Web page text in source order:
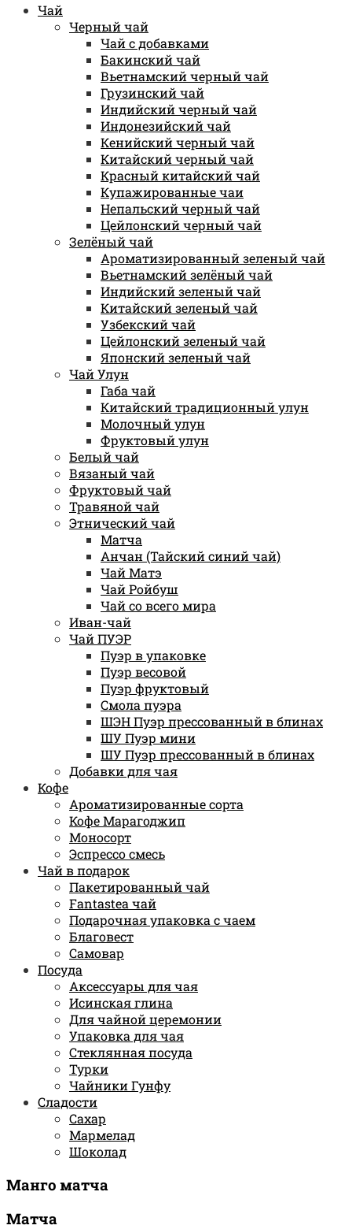
Чай
Черный чай
Чай с добавками
Бакинский чай
Вьетнамский черный чай
Грузинский чай
Индийский черный чай
Индонезийский чай
Кенийский черный чай
Китайский черный чай
Красный китайский чай
Купажированные чаи
Непальский черный чай
Цейлонский черный чай
Зелёный чай
Ароматизированный зеленый чай
Вьетнамский зелёный чай
Индийский зеленый чай
Китайский зеленый чай
Узбекский чай
Цейлонский зеленый чай
Японский зеленый чай
Чай Улун
Габа чай
Китайский традиционный улун
Молочный улун
Фруктовый улун
Белый чай
Вязаный чай
Фруктовый чай
Травяной чай
Этнический чай
Матча
Анчан (Тайский синий чай)
Чай Матэ
Чай Ройбуш
Чай со всего мира
Иван-чай
Чай ПУЭР
Пуэр в упаковке
Пуэр весовой
Пуэр фруктовый
Смола пуэра
ШЭН Пуэр прессованный в блинах
ШУ Пуэр мини
ШУ Пуэр прессованный в блинах
Добавки для чая
Кофе
Ароматизированные сорта
Кофе Марагоджип
Моносорт
Эспрессо смесь
Чай в подарок
Пакетированный чай
Fantastea чай
Подарочная упаковка с чаем
Благовест
Самовар
Посуда
Аксессуары для чая
Исинская глина
Для чайной церемонии
Упаковка для чая
Стеклянная посуда
Турки
Чайники Гунфу
Сладости
Сахар
Мармелад
Шоколад
Манго матча
Матча